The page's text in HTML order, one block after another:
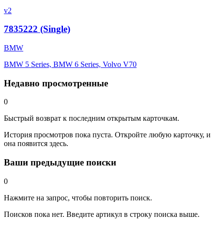
v2
7835222 (Single)
BMW
BMW 5 Series, BMW 6 Series, Volvo V70
Недавно просмотренные
0
Быстрый возврат к последним открытым карточкам.
История просмотров пока пуста. Откройте любую карточку, и
она появится здесь.
Ваши предыдущие поиски
0
Нажмите на запрос, чтобы повторить поиск.
Поисков пока нет. Введите артикул в строку поиска выше.